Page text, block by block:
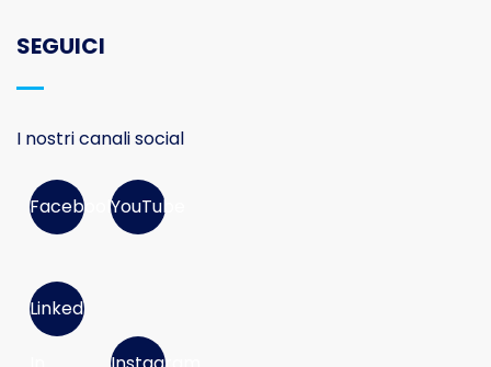
SEGUICI
I nostri canali social
FacebookYouTube
Linked